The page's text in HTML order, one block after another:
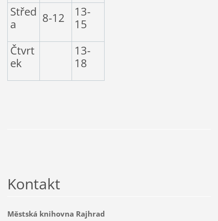
Střed
a
8-12
13-
15
Čtvrt
ek
13-
18
Kontakt
Městská knihovna Rajhrad